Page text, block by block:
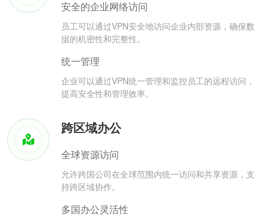
安全的企业网络访问
员工可以通过VPN安全地访问企业内部资源，确保数
据的机密性和完整性。
统一管理
企业可以通过VPN统一管理和监控员工的远程访问，
提高安全性和管理效率。
跨区域办公
全球资源访问
允许跨国公司在全球范围内统一访问和共享资源，支
持跨区域协作。
多国办公灵活性